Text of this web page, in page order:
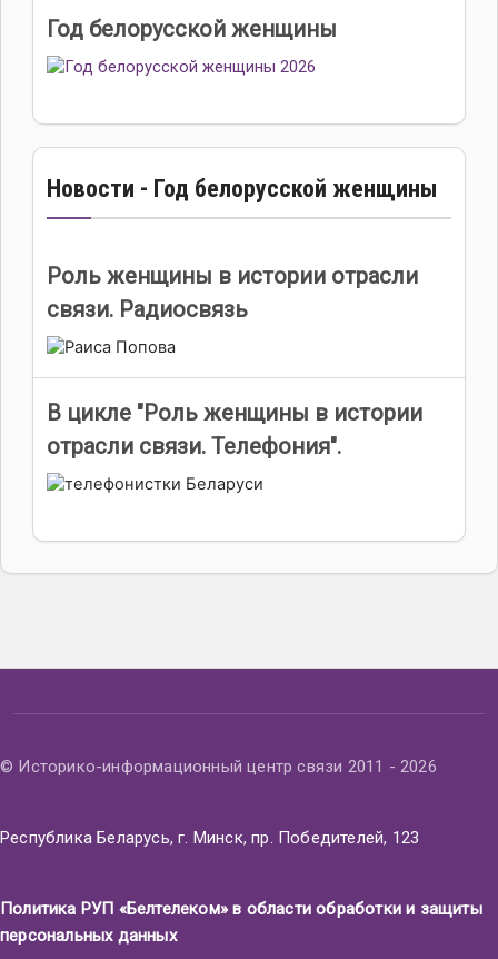
Год белорусской женщины
Новости - Год белорусской женщины
Роль женщины в истории отрасли
связи. Радиосвязь
В цикле "Роль женщины в истории
отрасли связи. Телефония".
© Историко-информационный центр связи 2011 - 2026
Республика Беларусь, г. Минск, пр. Победителей, 123
Политика РУП «Белтелеком» в области обработки и защиты
персональных данных